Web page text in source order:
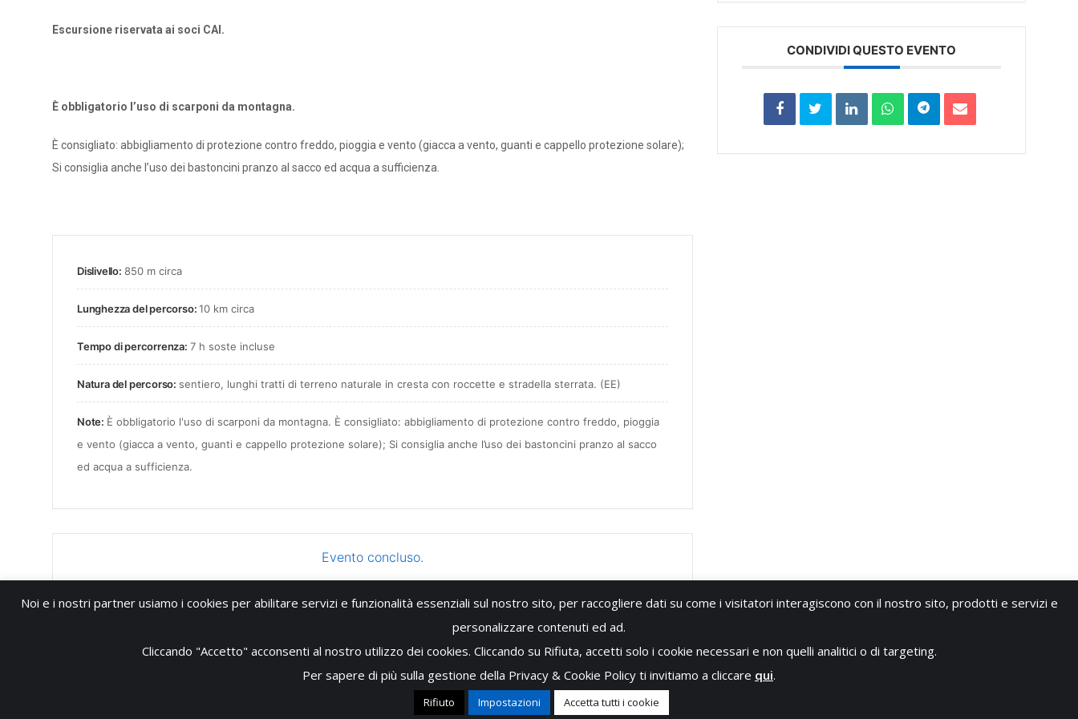
Escursione riservata ai soci CAI.
È obbligatorio l’uso di scarponi da montagna.
È consigliato: abbigliamento di protezione contro freddo, pioggia e vento (giacca a vento, guanti e cappello protezione solare);
Si consiglia anche l’uso dei bastoncini pranzo al sacco ed acqua a sufficienza.
Dislivello: 850 m circa
Lunghezza del percorso:10 km circa
Tempo di percorrenza: 7 h soste incluse
Natura del percorso: sentiero, lunghi tratti di terreno naturale in cresta con roccette e stradella sterrata. (EE)
Note: È obbligatorio l'uso di scarponi da montagna. È consigliato: abbigliamento di protezione contro freddo, pioggia
e vento (giacca a vento, guanti e cappello protezione solare); Si consiglia anche l’uso dei bastoncini pranzo al sacco
ed acqua a sufficienza.
Evento concluso.
CONDIVIDI QUESTO EVENTO
Copyright © 2026 - Club Alpino Italiano Sezione della Conca d'Oro Palermo - P.Iva: 05118300820 - Tutti i diritti riservati -Privacy & Cookies Policy
Noi e i nostri partner usiamo i cookies per abilitare servizi e funzionalità essenziali sul nostro sito, per raccogliere dati su come i visitatori interagiscono con il nostro sito, prodotti e servizi e
personalizzare contenuti ed ad.
Cliccando "Accetto" acconsenti al nostro utilizzo dei cookies. Cliccando su Rifiuta, accetti solo i cookie necessari e non quelli analitici o di targeting.
Per sapere di più sulla gestione della Privacy & Cookie Policy ti invitiamo a cliccare qui.
Rifiuto Impostazioni Accetta tutti i cookie